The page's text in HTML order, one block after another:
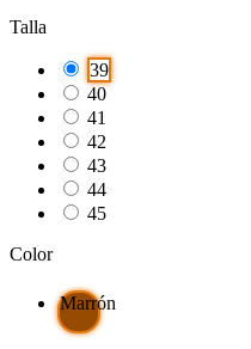
Talla
39
40
41
42
43
44
45
Color
Marrón